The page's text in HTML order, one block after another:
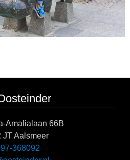
Amalialaan 66B
JT Aalsmeer
368092